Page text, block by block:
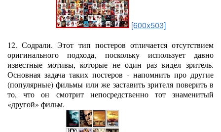
[600x503]
12. Содрали. Этот тип постеров отличается отсутствием
оригинального подхода, поскольку использует давно
известные мотивы, которые не один раз видел зритель.
Основная задача таких постеров - напомнить про другие
(популярные) фильмы или же заставить зрителя поверить в
то, что он смотрит непосредственно тот знаменитый
«другой» фильм.